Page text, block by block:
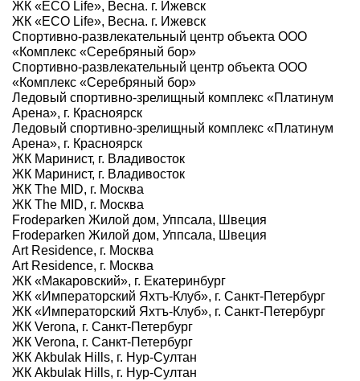
ЖК «ECO Life», Весна. г. Ижевск
ЖК «ECO Life», Весна. г. Ижевск
Спортивно-развлекательный центр объекта ООО
«Комплекс «Серебряный бор»
Спортивно-развлекательный центр объекта ООО
«Комплекс «Серебряный бор»
Ледовый спортивно-зрелищный комплекс «Платинум
Арена», г. Красноярск
Ледовый спортивно-зрелищный комплекс «Платинум
Арена», г. Красноярск
ЖК Маринист, г. Владивосток
ЖК Маринист, г. Владивосток
ЖК The MID, г. Москва
ЖК The MID, г. Москва
Frodeparken Жилой дом, Уппсала, Швеция
Frodeparken Жилой дом, Уппсала, Швеция
Art Residence, г. Москва
Art Residence, г. Москва
ЖК «Макаровский», г. Екатеринбург
ЖК «Императорский Яхтъ-Клуб», г. Санкт-Петербург
ЖК «Императорский Яхтъ-Клуб», г. Санкт-Петербург
ЖК Verona, г. Санкт-Петербург
ЖК Verona, г. Санкт-Петербург
ЖК Akbulak Hills, г. Нур-Султан
ЖК Akbulak Hills, г. Нур-Султан